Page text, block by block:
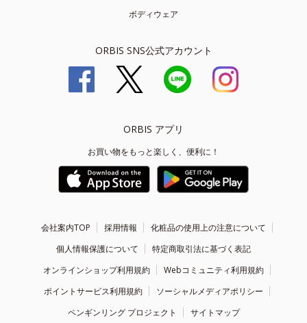
ボディウェア
ORBIS SNS公式アカウント
ORBIS アプリ
お買い物をもっと楽しく、便利に！
会社案内TOP 採用情報
化粧品の使用上の注意について
個人情報保護について
特定商取引法に基づく表記
オンラインショップ利用規約
Webコミュニティ利用規約
ポイントサービス利用規約
ソーシャルメディアポリシー
ペンギンリング プロジェクト
サイトマップ